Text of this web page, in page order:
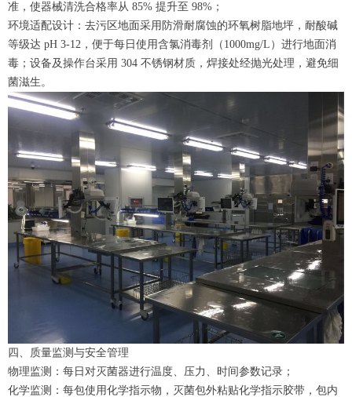
准，使器械清洗合格率从 85% 提升至 98%；
环境适配设计：去污区地面采用防滑耐腐蚀的环氧树脂地坪，耐酸碱
等级达 pH 3-12，便于每日使用含氯消毒剂（1000mg/L）进行地面消
毒；设备及操作台采用 304 不锈钢材质，焊接处经抛光处理，避免细
菌滋生。
四、质量监测与安全管理
物理监测：每日对灭菌器进行温度、压力、时间参数记录；
化学监测：每包使用化学指示物，灭菌包外粘贴化学指示胶带，包内